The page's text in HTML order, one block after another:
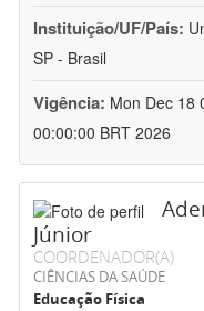
Instituição/UF/País:
SP - Brasil
Vigência: Mon Dec 18
00:00:00 BRT 2026
Júnior
COORDENADOR(A)
CIÊNCIAS DA SAÚDE
Educação Física